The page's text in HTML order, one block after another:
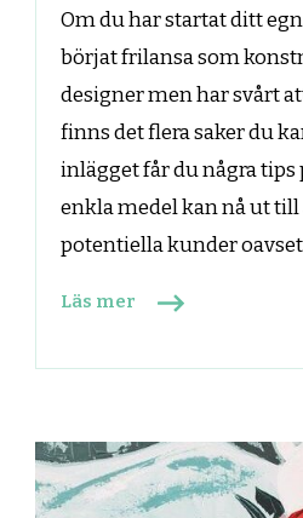
Om du har startat ditt
börjat frilansa som
designer men har svårt
finns det flera saker du
inlägget får du några tips
enkla medel kan nå ut
potentiella kunder
Läs mer